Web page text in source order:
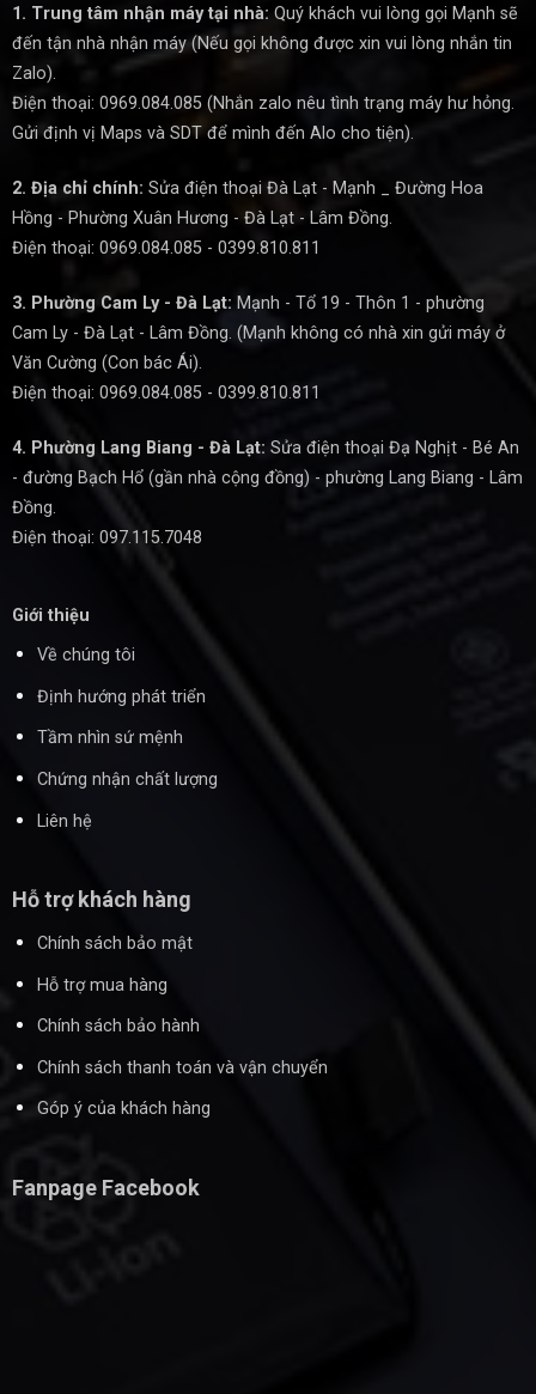
1. Trung tâm nhận máy tại nhà: Quý khách vui lòng gọi Mạnh sẽ
đến tận nhà nhận máy (Nếu gọi không được xin vui lòng nhắn tin
Zalo).
Điện thoại: 0969.084.085 (Nhắn zalo nêu tình trạng máy hư hỏng.
Gửi định vị Maps và SDT để mình đến Alo cho tiện).
2. Địa chỉ chính: Sửa điện thoại Đà Lạt - Mạnh _ Đường Hoa
Hồng - Phường Xuân Hương - Đà Lạt - Lâm Đồng.
Điện thoại: 0969.084.085 - 0399.810.811
3. Phường Cam Ly - Đà Lạt: Mạnh - Tổ 19 - Thôn 1 - phường
Cam Ly - Đà Lạt - Lâm Đồng. (Mạnh không có nhà xin gửi máy ở
Văn Cường (Con bác Ái).
Điện thoại: 0969.084.085 - 0399.810.811
4. Phường Lang Biang - Đà Lạt: Sửa điện thoại Đạ Nghịt - Bé An
- đường Bạch Hổ (gần nhà cộng đồng) - phường Lang Biang - Lâm
Đồng.
Điện thoại: 097.115.7048
Giới thiệu
Về chúng tôi
Định hướng phát triển
Tầm nhìn sứ mệnh
Chứng nhận chất lượng
Liên hệ
Hỗ trợ khách hàng
Chính sách bảo mật
Hỗ trợ mua hàng
Chính sách bảo hành
Chính sách thanh toán và vận chuyển
Góp ý của khách hàng
Fanpage Facebook